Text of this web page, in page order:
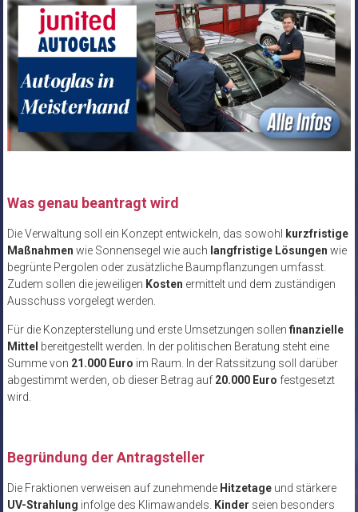
Was genau beantragt wird
Die Verwaltung soll ein Konzept entwickeln, das sowohl
kurzfristige
Maßnahmen wie Sonnensegel wie auch langfristige Lösungen wie
begrünte Pergolen oder zusätzliche Baumpflanzungen umfasst.
Zudem sollen die jeweiligen Kosten ermittelt und dem zuständigen
Ausschuss vorgelegt werden.
Für die Konzepterstellung und erste Umsetzungen sollen finanzielle
Mittel bereitgestellt werden. In der politischen Beratung steht eine
Summe von 21.000 Euro im Raum. In der Ratssitzung soll darüber
abgestimmt werden, ob dieser Betrag auf 20.000 Euro festgesetzt
wird.
Begründung der Antragsteller
Die Fraktionen verweisen auf zunehmende Hitzetageund stärkere
UV-Strahlung infolge des Klimawandels. Kinder seien besonders